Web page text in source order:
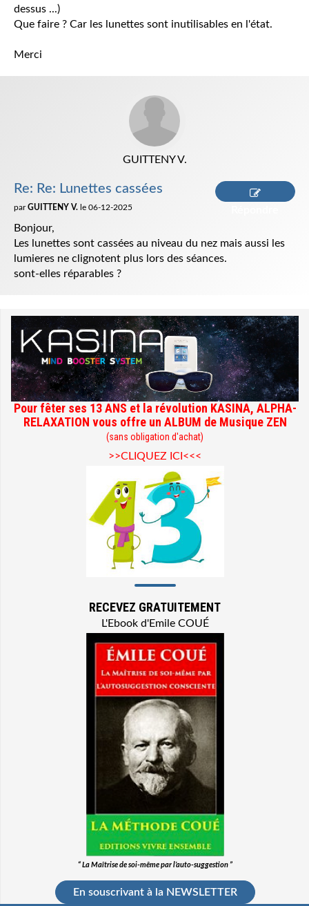
dessus ...)
Que faire ? Car les lunettes sont inutilisables en l'état.
Merci
GUITTENY V.
Re: Re: Lunettes cassées
parGUITTENY V. le 06-12-2025
Bonjour,
Les lunettes sont cassées au niveau du nez mais aussi les
lumieres ne clignotent plus lors des séances.
sont-elles réparables ?
Pour fêter ses 13 ANS et la révolution KASINA, ALPHA-
RELAXATION vous offre un ALBUM de Musique ZEN
(sans obligation d'achat)
>>CLIQUEZ ICI<<<
RECEVEZ GRATUITEMENT
L'Ebook d'Emile COUÉ
“ La Maîtrise de soi-même par l’auto-suggestion ”
En souscrivant à la NEWSLETTER